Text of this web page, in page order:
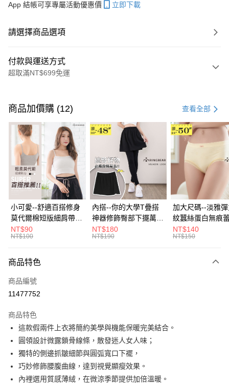
App 結帳可享專屬活動優惠價 立即下載
請選擇商品選項
付款與運送方式
超取滿NT$699免運
信用卡一次付款
超商取貨付款
LINE Pay
Apple Pay
街口支付
悠遊付
Google Pay
全盈+PAY
大哥付你分期
【大哥付你分期使用說明】
1.本服務由台灣大哥大提供，台灣大哥大用戶可立即使用無須另外申請。
流程，驗證手機門號後，選擇欲分期的期數、繳款截止日，確認付款後即完
成交易。
3.實際核准額度、可分期數及費用金額請依後續交易確認頁面所載為準。
4.訂單成立30分鐘內，如未前往確認交易或遇審核未通過，訂單將自動取
法說明評估內容。
【繳款方式說明】
1.分期款項不併入電信帳單，「大哥付你分期」於每月結算日後寄送繳費提
AFTEE先享後付
【關於「AFTEE先享後付」】
AFTEE先享後付是「在收到商品之後才付款」的支付方式。 讓您購物簡單
便利好安心！
１．簡單：不需註冊會員、不需綁卡、不需儲值。
２．便利：只要手機號碼，簡訊認證，即可結帳。
３．安心：先確認商品／服務後，再付款。
【「AFTEE先享後付」結帳流程】
ATM付款
全家取貨付款
每筆NT$70，滿NT$699(含以上)免運費
商品加價購 (12) 查看全部
小可愛--舒適百搭修身
莫代爾棉短版細肩帶素
色背心(白.黑.灰L-2L)-
U582眼圈熊中大尺碼
NT$90
NT$100
內搭--你的大學T疊搭
神器修飾臀部下擺萬用
內搭裙/遮臀裙(黑2L-
6L)-Q155眼圈熊中大
NT$180
NT$190
加大尺碼--淡雅
紋蠶絲蛋白無痕
角內褲(白.粉.藍.
3L)-L28眼圈熊中
NT$140
NT$150
商品特色
商品編號
11477752
商品特色
這款假兩件上衣將簡約美學與機能保暖完美結合。
圓領設計微露鎖骨線條，散發迷人女人味；
獨特的側邊抓皺細節與圓弧寬口下襬，
巧妙修飾腰腹曲線，達到視覺顯瘦效果。
內裡選用質感薄絨，在微涼季節提供加倍溫暖。